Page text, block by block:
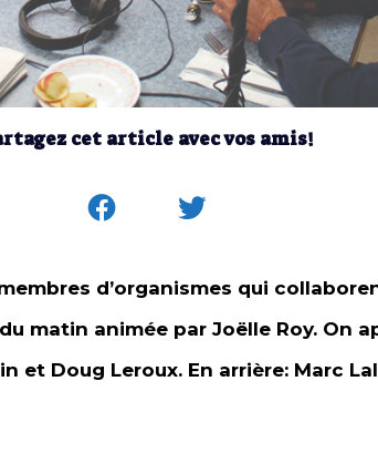
cet article avec vos amis!
d’organismes qui
matin animée par Joëlle Roy. On
et Doug Leroux. En arrière: Marc